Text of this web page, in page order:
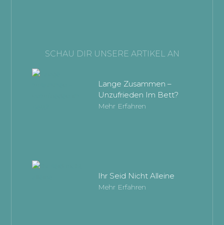
SCHAU DIR UNSERE ARTIKEL AN
Lange Zusammen –
Unzufrieden Im Bett?
Mehr Erfahren
Ihr Seid Nicht Alleine
Mehr Erfahren